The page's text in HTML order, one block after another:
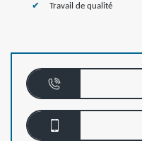
Travail de qualité